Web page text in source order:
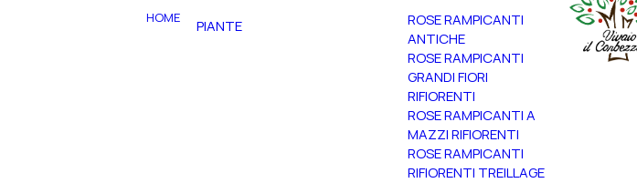
HOME PIANTE
ROSE RAMPICANTI
ANTICHE
ROSE RAMPICANTI
GRANDI FIORI
RIFIORENTI
ROSE RAMPICANTI A
MAZZI RIFIORENTI
ROSE RAMPICANTI
RIFIORENTI TREILLAGE